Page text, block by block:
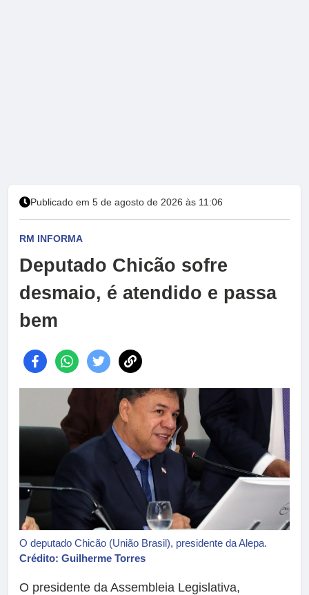
Publicado em 5 de agosto de 2026 às 11:06
RM INFORMA
Deputado Chicão sofre
desmaio, é atendido e passa
bem
O deputado Chicão (União Brasil), presidente da Alepa.
Crédito: Guilherme Torres
O presidente da Assembleia Legislativa,